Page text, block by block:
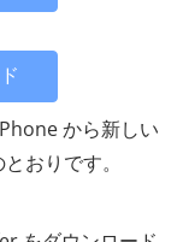
から新しい
おりです。